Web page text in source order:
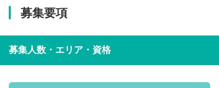
募集要項
募集人数・エリア・資格